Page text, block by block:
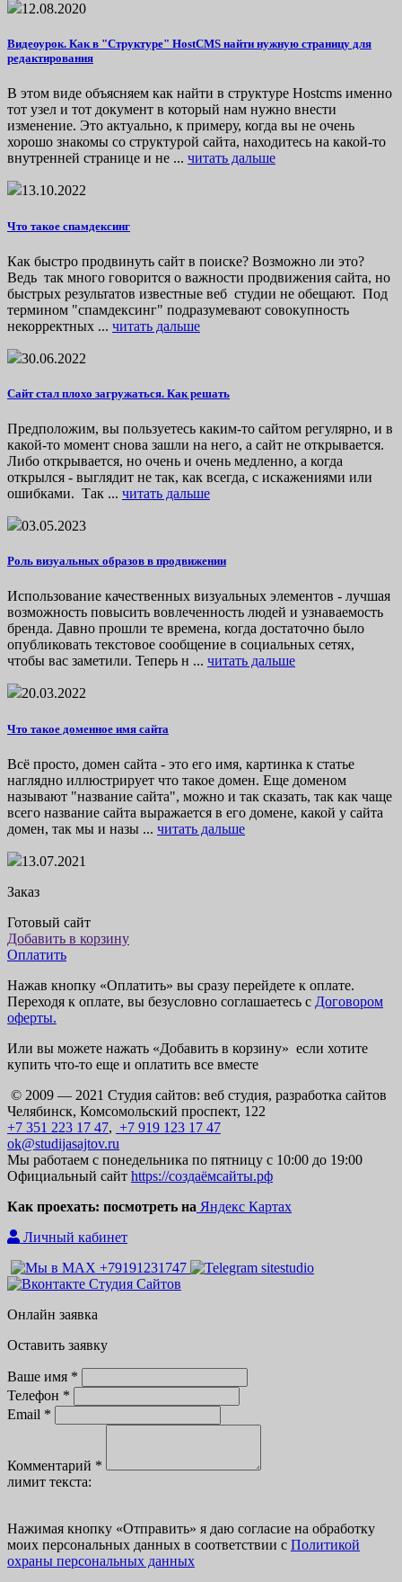
12.08.2020
Видеоурок. Как в "Структуре" HostCMS найти нужную страницу для
редактирования
В этом виде объясняем как найти в структуре Hostcms именно
тот узел и тот документ в который нам нужно внести
изменение. Это актуально, к примеру, когда вы не очень
хорошо знакомы со структурой сайта, находитесь на какой-то
внутренней странице и не ... читать дальше
13.10.2022
Что такое спамдексинг
Как быстро продвинуть сайт в поиске? Возможно ли это?
Ведь так много говорится о важности продвижения сайта, но
быстрых результатов известные веб студии не обещают. Под
термином "спамдексинг" подразумевают совокупность
некорректных ... читать дальше
30.06.2022
Сайт стал плохо загружаться. Как решать
Предположим, вы пользуетесь каким-то сайтом регулярно, и в
какой-то момент снова зашли на него, а сайт не открывается.
Либо открывается, но очень и очень медленно, а когда
открылся - выглядит не так, как всегда, с искажениями или
ошибками. Так ... читать дальше
03.05.2023
Роль визуальных образов в продвижении
Использование качественных визуальных элементов - лучшая
возможность повысить вовлеченность людей и узнаваемость
бренда. Давно прошли те времена, когда достаточно было
опубликовать текстовое сообщение в социальных сетях,
чтобы вас заметили. Теперь н ... читать дальше
20.03.2022
Что такое доменное имя сайта
Всё просто, домен сайта - это его имя, картинка к статье
наглядно иллюстрирует что такое домен. Еще доменом
называют "название сайта", можно и так сказать, так как чаще
всего название сайта выражается в его домене, какой у сайта
домен, так мы и назы ... читать дальше
13.07.2021
Заказ
Готовый сайт
Добавить в корзину
Оплатить
Нажав кнопку «Оплатить» вы сразу перейдете к оплате.
Переходя к оплате, вы безусловно соглашаетесь с Договором
оферты.
Или вы можете нажать «Добавить в корзину» если хотите
купить что-то еще и оплатить все вместе
© 2009 — 2021 Студия сайтов: веб студия, разработка сайтов
Челябинск, Комсомольский проспект, 122
+7 351 223 17 47, +7 919 123 17 47
ok@studijasajtov.ru
Мы работаем с понедельника по пятницу с 10:00 до 19:00
Официальный сайт https://создаёмсайты.рф
Как проехать: посмотреть на Яндекс Картах
Личный кабинет
Онлайн заявка
Оставить заявку
Ваше имя *
Телефон *
Email *
Комментарий *
лимит текста:
Нажимая кнопку «Отправить» я даю согласие на обработку
моих персональных данных в соответствии с Политикой
охраны персональных данных